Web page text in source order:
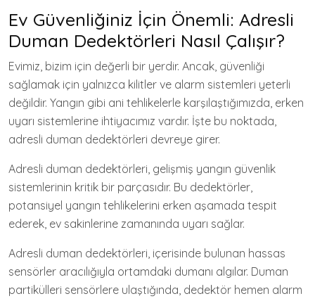
Ev Güvenliğiniz İçin Önemli: Adresli
Duman Dedektörleri Nasıl Çalışır?
Evimiz, bizim için değerli bir yerdir. Ancak, güvenliği
sağlamak için yalnızca kilitler ve alarm sistemleri yeterli
değildir. Yangın gibi ani tehlikelerle karşılaştığımızda, erken
uyarı sistemlerine ihtiyacımız vardır. İşte bu noktada,
adresli duman dedektörleri devreye girer.
Adresli duman dedektörleri, gelişmiş yangın güvenlik
sistemlerinin kritik bir parçasıdır. Bu dedektörler,
potansiyel yangın tehlikelerini erken aşamada tespit
ederek, ev sakinlerine zamanında uyarı sağlar.
Adresli duman dedektörleri, içerisinde bulunan hassas
sensörler aracılığıyla ortamdaki dumanı algılar. Duman
partikülleri sensörlere ulaştığında, dedektör hemen alarm